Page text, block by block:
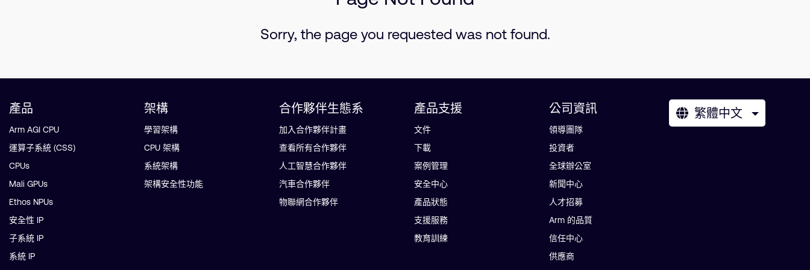
Sorry, the page you requested was not found.
產品
Arm AGI CPU
運算子系統 (CSS)
CPUs
Mali GPUs
Ethos NPUs
安全性 IP
子系統 IP
系統 IP
架構
學習架構
CPU 架構
系統架構
架構安全性功能
合作夥伴生態系
加入合作夥伴計畫
查看所有合作夥伴
人工智慧合作夥伴
汽車合作夥伴
物聯網合作夥伴
產品支援
文件
下載
案例管理
安全中心
產品狀態
支援服務
教育訓練
公司資訊
領導團隊
投資者
全球辦公室
新聞中心
人才招募
Arm 的品質
信任中心
供應商
繁體中文